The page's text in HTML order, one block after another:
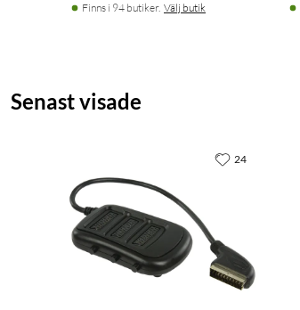
Finns i 94 butiker. Välj butik
Senast visade
24